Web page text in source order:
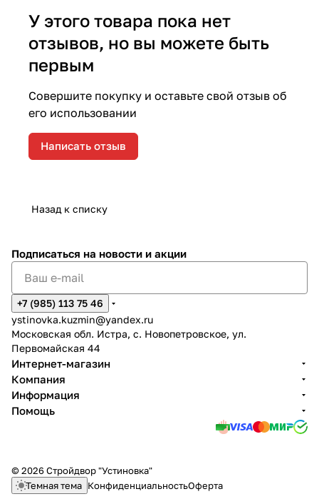
У этого товара пока нет
отзывов, но вы можете быть
первым
Совершите покупку и оставьте свой отзыв об
его использовании
Написать отзыв
Назад к списку
Подписаться на новости и акции
+7 (985) 113 75 46
ystinovka.kuzmin@yandex.ru
Московская обл. Истра, с. Новопетровское, ул.
Первомайская 44
Интернет-магазин
Компания
Информация
Помощь
© 2026 Стройдвор "Устиновка"
Темная тема КонфиденциальностьОферта